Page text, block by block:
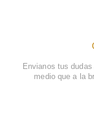
Envianos tus
medio que a la